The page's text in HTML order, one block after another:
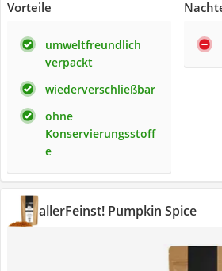
Vorteile
umweltfreundlich
verpackt
wiederverschließbar
ohne
Konservierungsstoff
e
allerFeinst! Pumpkin Spice